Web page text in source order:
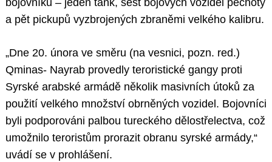
bojovníků – jeden tank, šest bojových vozidel pěchoty
a pět pickupů vyzbrojených zbraněmi velkého kalibru.
„Dne 20. února ve směru (na vesnici, pozn. red.)
Qminas- Nayrab provedly teroristické gangy proti
Syrské arabské armádě několik masivních útoků za
použití velkého množství obrněných vozidel. Bojovníci
byli podporováni palbou tureckého dělostřelectva, což
umožnilo teroristům prorazit obranu syrské armády,“
uvádí se v prohlášení.